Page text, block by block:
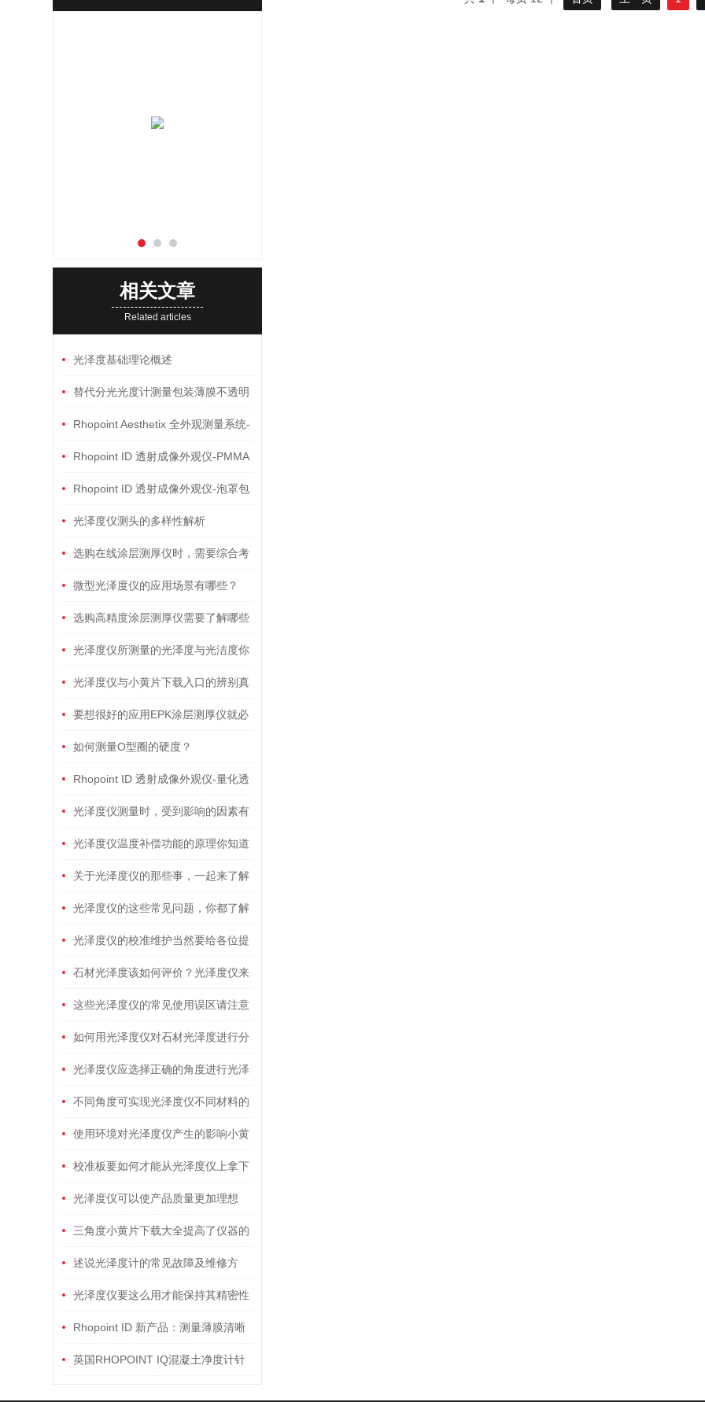
相关文章
Related articles
光泽度基础理论概述
替代分光光度计测量包装薄膜不透明
度的反射率仪
Rhopoint Aesthetix 全外观测量系统-
测量曲面光泽度新产品
Rhopoint ID 透射成像外观仪-PMMA
膜表面粗糙度和体散射的测量
Rhopoint ID 透射成像外观仪-泡罩包
装光学性能的检测方法
光泽度仪测头的多样性解析
选购在线涂层测厚仪时，需要综合考
虑这些因素
微型光泽度仪的应用场景有哪些？
选购高精度涂层测厚仪需要了解哪些
常识光泽度仪所测量的光泽度与光洁度你
能区分吗？
光泽度仪与小黄片下载入口的辨别真
有这么难么？
要想很好的应用EPK涂层测厚仪就必
须足够的了解它
如何测量O型圈的硬度？
Rhopoint ID 透射成像外观仪-量化透
明添加剂在PP塑料中的光学性能
光泽度仪测量时，受到影响的因素有
哪些？
光泽度仪温度补偿功能的原理你知道
吗？关于光泽度仪的那些事，一起来了解
下吧！
光泽度仪的这些常见问题，你都了解
么？光泽度仪的校准维护当然要给各位提
个醒！
石材光泽度该如何评价？光泽度仪来
帮忙这些光泽度仪的常见使用误区请注意
规避！
如何用光泽度仪对石材光泽度进行分
级？光泽度仪应选择正确的角度进行光泽
度测量
不同角度可实现光泽度仪不同材料的
测量使用环境对光泽度仪产生的影响小黄
片软件下载也要考虑在内
校准板要如何才能从光泽度仪上拿下
来？光泽度仪可以使产品质量更加理想
三角度小黄片下载大全提高了仪器的
精度和分辨率
述说光泽度计的常见故障及维修方
法！光泽度仪要这么用才能保持其精密性
Rhopoint ID 新产品：测量薄膜清晰
度的新型透射成像外观测试仪
英国RHOPOINT IQ混凝土净度计针